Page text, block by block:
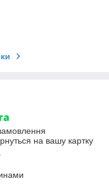
на вашу картку